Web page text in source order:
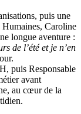
puis une
Humaines, Caroline
longue aventure :
de l’été et je n’en
puis Responsable
avant
au cœur de la